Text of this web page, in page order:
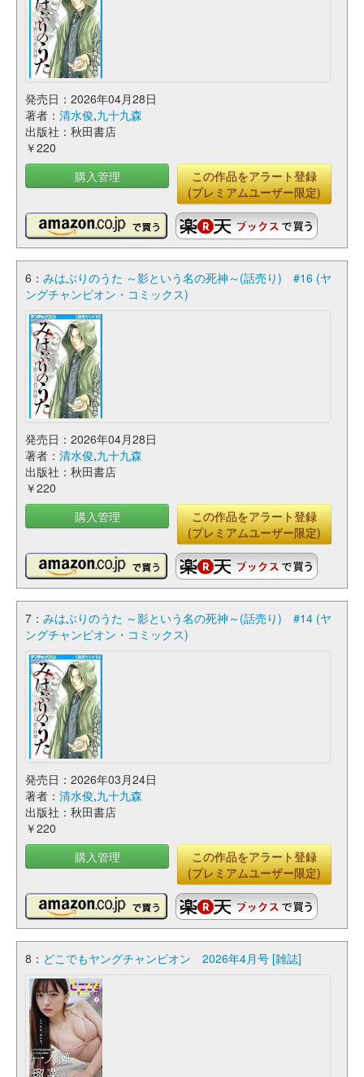
発売日：2026年04月28日
著者： 清水俊,九十九森
出版社：秋田書店
￥220
購入管理
この作品をアラート登録
(プレミアムユーザー限定)
6： みはぶりのうた ～影という名の死神～(話売り) #16 (ヤ
ングチャンピオン・コミックス)
発売日：2026年04月28日
著者： 清水俊,九十九森
出版社：秋田書店
￥220
購入管理
この作品をアラート登録
(プレミアムユーザー限定)
7： みはぶりのうた ～影という名の死神～(話売り) #14 (ヤ
ングチャンピオン・コミックス)
発売日：2026年03月24日
著者： 清水俊,九十九森
出版社：秋田書店
￥220
購入管理
この作品をアラート登録
(プレミアムユーザー限定)
8： どこでもヤングチャンピオン 2026年4月号 [雑誌]